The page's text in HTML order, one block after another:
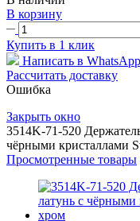
В корзину
Купить в 1 клик
Написать в WhatsApp
Рассчитать доставку
Ошибка
Закрыть окно
3514K-71-520
чёрными кристаллами
Просмотренные товары